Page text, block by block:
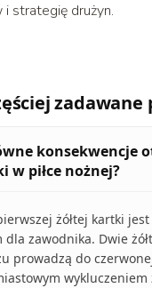
i strategię drużyn.
konsekwencje
w piłce nożnej?
żółtej kartki
dla zawodnika. Dwie
prowadzą do
wykluczeniem